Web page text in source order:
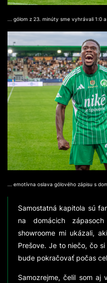
... gólom z 23. minúty sme vyhrávali 1:0
... emotívna oslava gólového zápisu s
Samostatná kapitola sú
na domácich
showroome mi ukázali,
Prešove. Je to niečo, čo
bude pokračovať počas
Samozrejme, čelil som aj